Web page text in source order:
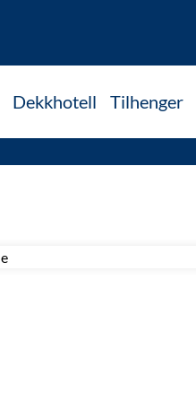
Dekkhotell Tilhenger